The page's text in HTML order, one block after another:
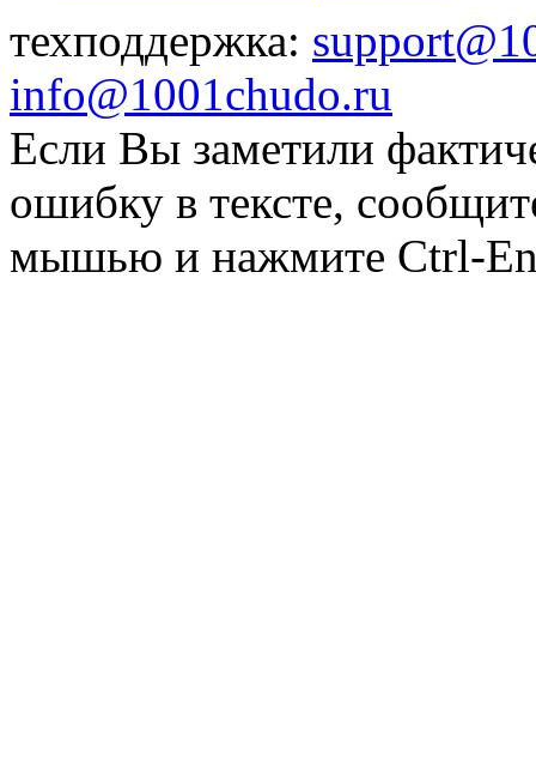
техподдержка:
info@1001chudo.ru
Если Вы заметили
ошибку в тексте,
мышью и нажмите Ctrl-